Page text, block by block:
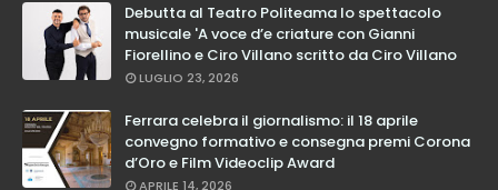
Debutta al Teatro Politeama lo spettacolo
musicale 'A voce d’e criature con Gianni
Fiorellino e Ciro Villano scritto da Ciro Villano
LUGLIO 23, 2026
Ferrara celebra il giornalismo: il 18 aprile
convegno formativo e consegna premi Corona
d’Oro e Film Videoclip Award
APRILE 14, 2026